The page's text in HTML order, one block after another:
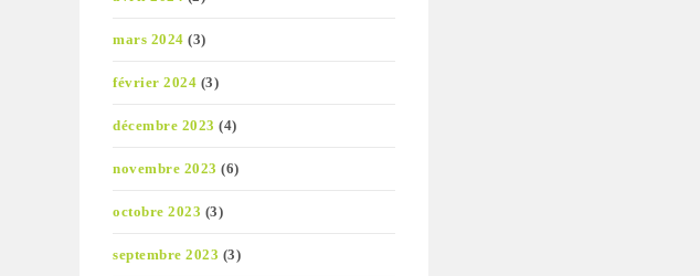
mars 2024 (3)
février 2024 (3)
décembre 2023 (4)
novembre 2023 (6)
octobre 2023 (3)
septembre 2023 (3)